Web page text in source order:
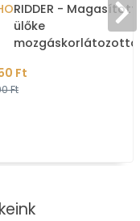
RIDDER - Magasított
ülőke
Fehér
Ft
Ft